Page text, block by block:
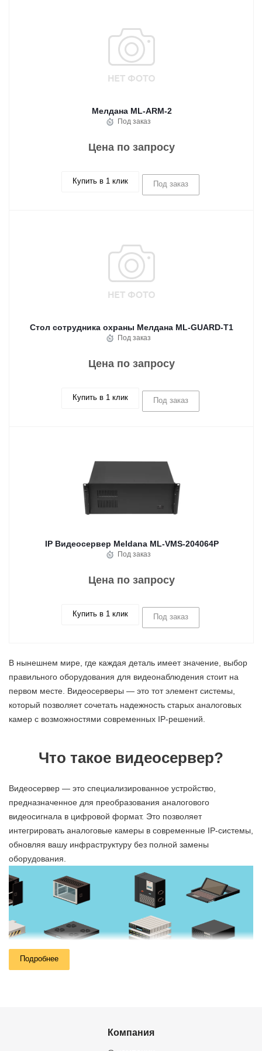
Мелдана ML-ARM-2
Под заказ
Цена по запросу
Купить в 1 клик Под заказ
Стол сотрудника охраны Мелдана ML-GUARD-T1
Под заказ
Цена по запросу
Купить в 1 клик Под заказ
IP Видеосервер Meldana ML-VMS-204064P
Под заказ
Цена по запросу
Купить в 1 клик Под заказ
В нынешнем мире, где каждая деталь имеет значение, выбор
правильного оборудования для видеонаблюдения стоит на
первом месте. Видеосерверы — это тот элемент системы,
который позволяет сочетать надежность старых аналоговых
камер с возможностями современных IP-решений.
Что такое видеосервер?
Видеосервер — это специализированное устройство,
предназначенное для преобразования аналогового
видеосигнала в цифровой формат. Это позволяет
интегрировать аналоговые камеры в современные IP-системы,
обновляя вашу инфраструктуру без полной замены
оборудования.
Подробнее
Компания